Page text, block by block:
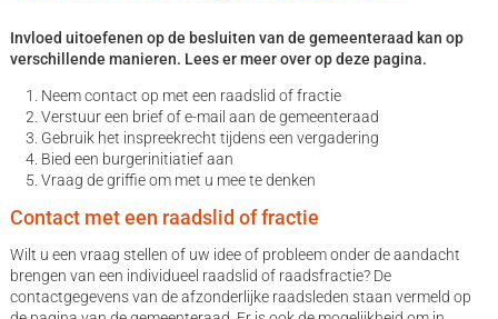
Invloed uitoefenen op de besluiten van de gemeenteraad kan op
verschillende manieren. Lees er meer over op deze pagina.
Neem contact op met een raadslid of fractie
Verstuur een brief of e-mail aan de gemeenteraad
Gebruik het inspreekrecht tijdens een vergadering
Bied een burgerinitiatief aan
Vraag de griffie om met u mee te denken
Contact met een raadslid of fractie
Wilt u een vraag stellen of uw idee of probleem onder de aandacht
brengen van een individueel raadslid of raadsfractie? De
contactgegevens van de afzonderlijke raadsleden staan vermeld op